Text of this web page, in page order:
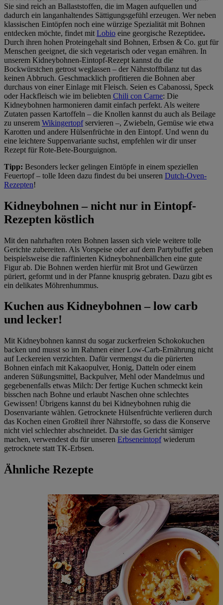
Sie sind reich an Ballaststoffen, die im Magen aufquellen und
dadurch ein langanhaltendes Sättigungsgefühl erzeugen. Wer neben
klassischen Eintöpfen noch eine würzige Spezialität mit Bohnen
entdecken möchte, findet mit Lobio eine georgische Rezeptidee.
Durch ihren hohen Proteingehalt sind Bohnen, Erbsen & Co. gut für
Menschen geeignet, die sich vegetarisch oder vegan ernähren. In
unserem Kidneybohnen-Eintopf-Rezept kannst du die
Bockwürstchen getrost weglassen – der Nährstoffbilanz tut das
keinen Abbruch. Geschmacklich profitieren die Bohnen aber
durchaus von einer Einlage mit Fleisch. Seien es Cabanossi, Speck
oder Hackfleisch wie im beliebten Chili con Carne: Die
Kidneybohnen harmonieren damit einfach perfekt. Als weitere
Zutaten passen Kartoffeln – die Knollen kannst du auch als Beilage
zu unserem Wikingertopfservieren –, Zwiebeln, Gemüse wie etwa
Karotten und andere Hülsenfrüchte in den Eintopf. Und wenn du
eine leichtere Suppenvariante suchst, empfehlen wir dir unser
Rezept für Rote-Bete-Bourguignon.
Tipp: Besonders lecker gelingen Eintöpfe in einem speziellen
Feuertopf – tolle Ideen dazu findest du bei unseren Dutch-Oven-
Rezepten!
Kidneybohnen – nicht nur in Eintopf-
Rezepten köstlich
Mit den nahrhaften roten Bohnen lassen sich viele weitere tolle
Gerichte zubereiten. Als Vorspeise oder auf dem Partybuffet geben
beispielsweise die raffinierten Kidneybohnenbällchen eine gute
Figur ab. Die Bohnen werden hierfür mit Brot und Gewürzen
püriert, geformt und in der Pfanne knusprig gebraten. Dazu gibt es
ein delikates Möhrenhummus.
Kuchen aus Kidneybohnen – low carb
und lecker!
Mit Kidneybohnen kannst du sogar zuckerfreien Schokokuchen
backen und musst so im Rahmen einer Low-Carb-Ernährung nicht
auf Leckereien verzichten. Dafür vermengst du die pürierten
Bohnen einfach mit Kakaopulver, Honig, Datteln oder einem
anderen Süßungsmittel, Backpulver, Mehl oder Mandelmus und
gegebenenfalls etwas Milch: Der fertige Kuchen schmeckt kein
bisschen nach Bohne und erlaubt Naschen ohne schlechtes
Gewissen! Übrigens kannst du bei Kidneybohnen ruhig die
Dosenvariante wählen. Getrocknete Hülsenfrüchte verlieren durch
das Kochen einen Großteil ihrer Nährstoffe, so dass die Konserve
nicht viel schlechter abschneidet. Da sie das Gericht sämiger
machen, verwendest du für unseren Erbseneintopfwiederum
getrocknete statt TK-Erbsen.
Ähnliche Rezepte